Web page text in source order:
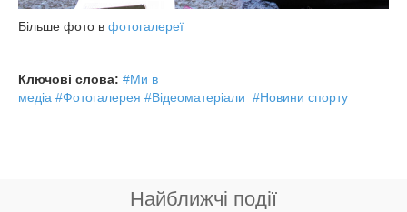
Більше фото в фотогалереї
Ключові слова: #Ми в
медіа #Фотогалерея #Відеоматеріали #Новини спорту
Найближчі події